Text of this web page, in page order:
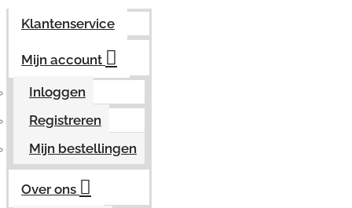
Klantenservice
Mijn account
Inloggen
Registreren
Mijn bestellingen
Over ons